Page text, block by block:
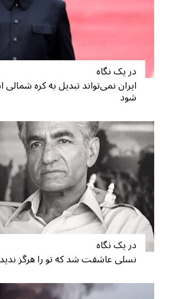
در یک نگاه
ایران نمی‌تواند تبدیل به کره
شود
در یک نگاه
نسلی عاشقت شد که تو را هرگز ندید
e